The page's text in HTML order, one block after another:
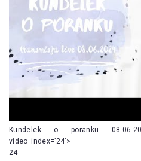
Kundelek o poranku
video_index=’24’>
24